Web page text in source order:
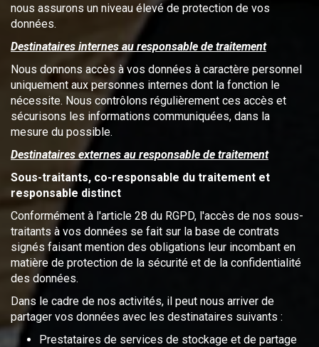
nous assurons un niveau élevé de protection de vos
données.
Destinataires internes au responsable de traitement
Nous donnons accès à vos données à caractère personnel
uniquement aux personnes internes dont la fonction le
nécessite. Nous contrôlons régulièrement ces accès et
sécurisons les informations communiquées, dans la
mesure du possible.
Destinataires externes au responsable de traitement
Sous-traitants, co-responsable du traitement et
responsable distinct
Conformément à l'article 28 du RGPD, l'accès de nos sous-
traitants à vos données se fait sur la base de contrats
signés faisant mention des obligations leur incombant en
matière de protection de la sécurité et de la confidentialité
des données.
Dans le cadre de nos activités, il peut nous arriver de
partager vos données avec les destinataires suivants :
Prestataires de services de stockage et de partage